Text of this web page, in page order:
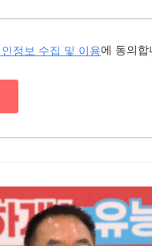
인정보 수집 및 이용에 동의합